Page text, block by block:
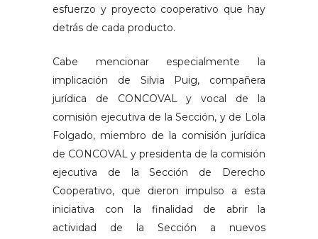
esfuerzo y proyecto cooperativo que hay
detrás de cada producto.
Cabe mencionar especialmente la
implicación de Silvia Puig, compañera
jurídica de CONCOVAL y vocal de la
comisión ejecutiva de la Sección, y de Lola
Folgado, miembro de la comisión jurídica
de CONCOVAL y presidenta de la comisión
ejecutiva de la Sección de Derecho
Cooperativo, que dieron impulso a esta
iniciativa con la finalidad de abrir la
actividad de la Sección a nuevos